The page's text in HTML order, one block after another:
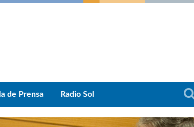
de Prensa Radio Sol